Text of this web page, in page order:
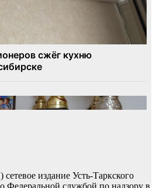
издание Усть-Таркского